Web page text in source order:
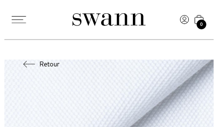
0
Retour